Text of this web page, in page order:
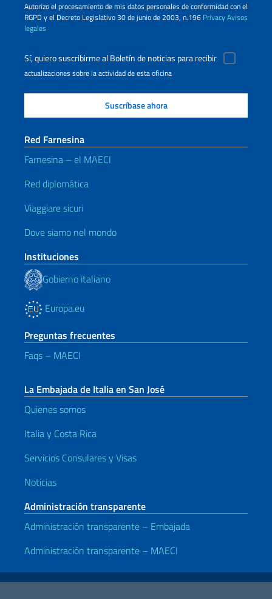
Autorizo ​​el procesamiento de mis datos personales de conformidad con el
RGPD y el Decreto Legislativo 30 de junio de 2003, n.196 PrivacyAvisos
legales
Sí, quiero suscribirme al Boletín de noticias para recibir
actualizaciones sobre la actividad de esta oficina
Red Farnesina
Farnesina – el MAECI
Red diplomática
Viaggiare sicuri
Dove siamo nel mondo
Instituciones
Gobierno italiano
Europa.eu
Preguntas frecuentes
Faqs – MAECI
La Embajada de Italia en San José
Quienes somos
Italia y Costa Rica
Servicios Consulares y Visas
Noticias
Administración transparente
Administración transparente – Embajada
Administración transparente – MAECI
Enlaces útiles